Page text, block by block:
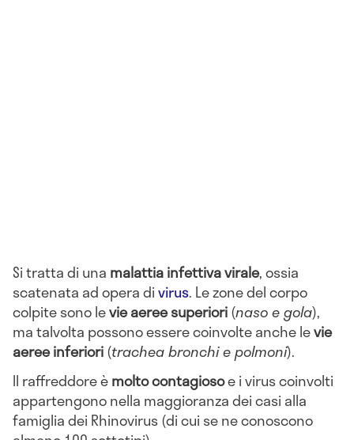
Si tratta di una malattia infettiva virale, ossia
scatenata ad opera divirus. Le zone del corpo
colpite sono levie aeree superiori(naso e gola),
ma talvolta possono essere coinvolte anche levie
aeree inferiori(trachea bronchi e polmoni).
Il raffreddore èmolto contagiosoe i virus coinvolti
appartengono nella maggioranza dei casi alla
famiglia dei Rhinovirus (di cui se ne conoscono